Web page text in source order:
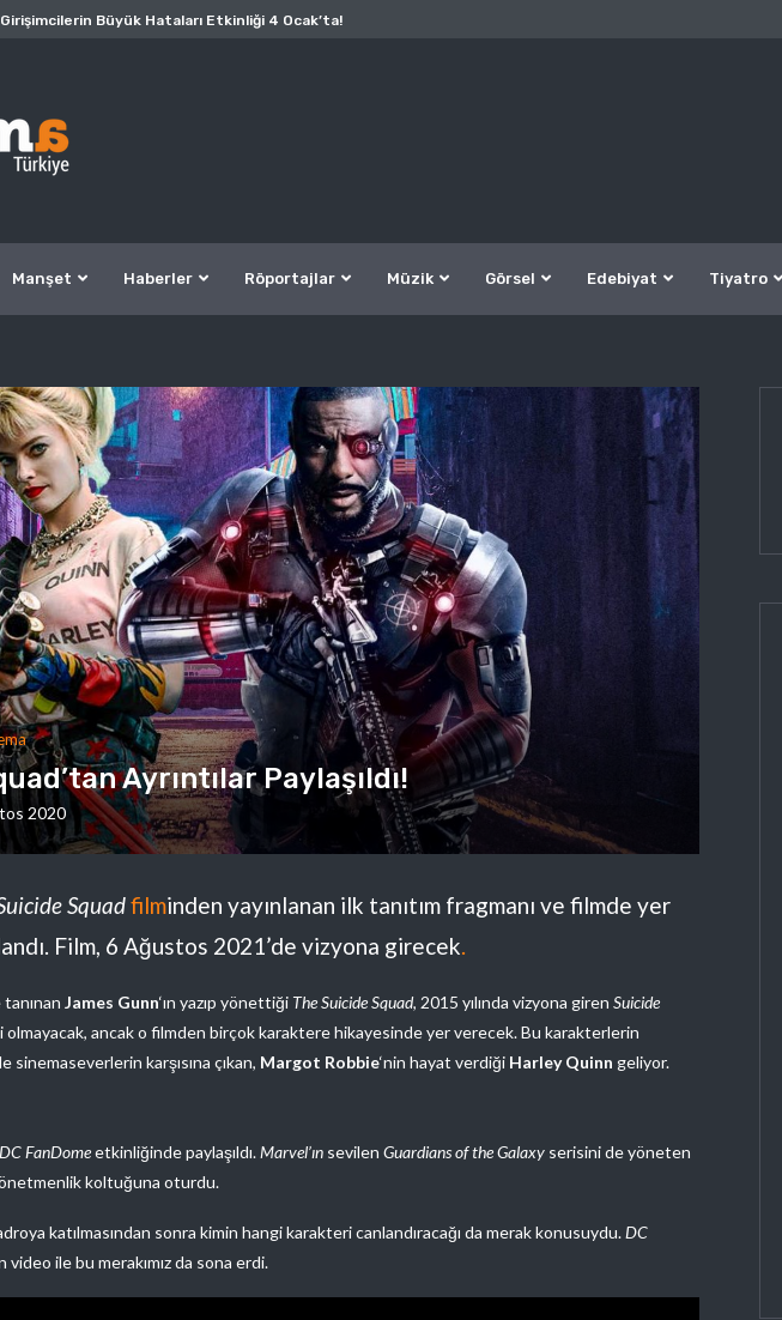
Girişimcilerin Büyük Hataları Etkinliği 4 Ocak’ta!
Manşet Haberler Röportajlar Müzik Görsel Edebiyat Tiyatro
Ayrıntılar Paylaşıldı!
2020
Squadfilminden yayınlanan ilk tanıtım fragmanı ve filmde yer
Film, 6 Ağustos 2021’de vizyona girecek.
James Gunn‘ın yazıp yönettiği The Suicide Squad, 2015 yılında vizyona giren Suicide
olmayacak, ancak o filmden birçok karaktere hikayesinde yer verecek. Bu karakterlerin
sinemaseverlerin karşısına çıkan, Margot Robbie‘nin hayat verdiği Harley Quinn geliyor.
DC FanDomeetkinliğinde paylaşıldı.Marvel’ın sevilen Guardians of the Galaxy serisini de yöneten
koltuğuna oturdu.
katılmasından sonra kimin hangi karakteri canlandıracağı da merak konusuydu.DC
ile bu merakımız da sona erdi.